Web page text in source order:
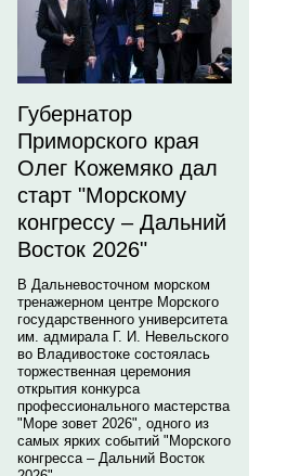
Губернатор
Приморского края
Олег Кожемяко дал
старт "Морскому
конгрессу – Дальний
Восток 2026"
В Дальневосточном морском
тренажерном центре Морского
государственного университета
им. адмирала Г. И. Невельского
во Владивостоке состоялась
торжественная церемония
открытия конкурса
профессионального мастерства
"Море зовет 2026", одного из
самых ярких событий "Морского
конгресса – Дальний Восток